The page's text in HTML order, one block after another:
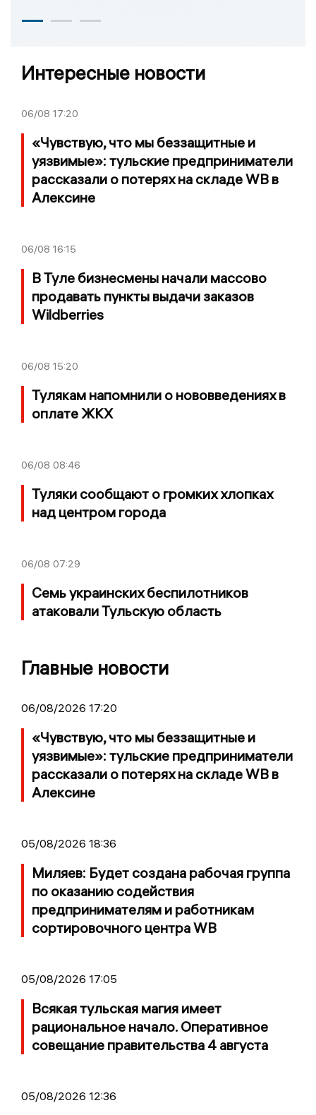
Интересные новости
06/08 17:20
«Чувствую, что мы беззащитные и
уязвимые»: тульские предприниматели
рассказали о потерях на складе WB в
Алексине
06/08 16:15
В Туле бизнесмены начали массово
продавать пункты выдачи заказов
Wildberries
06/08 15:20
Тулякам напомнили о нововведениях в
оплате ЖКХ
06/08 08:46
Туляки сообщают о громких хлопках
над центром города
06/08 07:29
Семь украинских беспилотников
атаковали Тульскую область
Главные новости
06/08/2026 17:20
«Чувствую, что мы беззащитные и
уязвимые»: тульские предприниматели
рассказали о потерях на складе WB в
Алексине
05/08/2026 18:36
Миляев: Будет создана рабочая группа
по оказанию содействия
предпринимателям и работникам
сортировочного центра WB
05/08/2026 17:05
Всякая тульская магия имеет
рациональное начало. Оперативное
совещание правительства 4 августа
05/08/2026 12:36